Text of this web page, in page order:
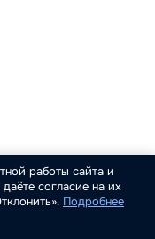
работы сайта и
согласие на их
Подробнее